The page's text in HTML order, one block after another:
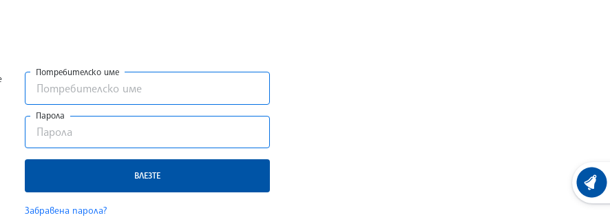
Потребителско име
Парола
ВЛЕЗТЕ
Забравена парола?